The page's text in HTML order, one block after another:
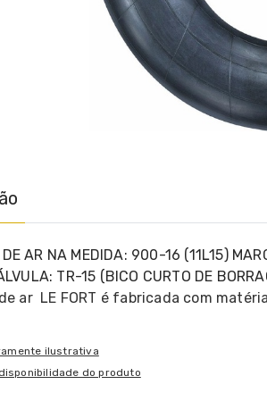
AR NA MEDIDA: 900-16 (11L15)
TR-15 (BICO CURTO DE
ar LE FORT é fabricada com
ilustrativa
do produto